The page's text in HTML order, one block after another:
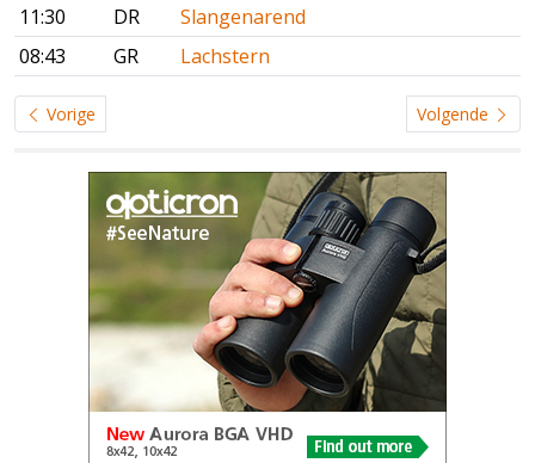
11:30
DR
Slangenarend
08:43
GR Lachstern
Vorige Volgende